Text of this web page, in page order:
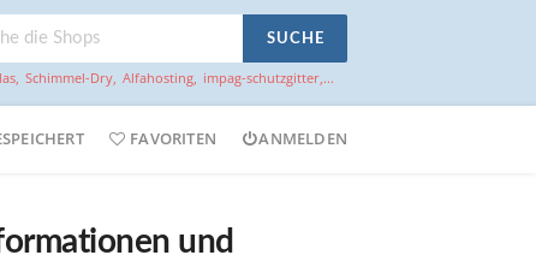
SUCHE
, Schimmel-Dry, Alfahosting, impag-schutzgitter,...
FAVORITEN ANMELDEN
und